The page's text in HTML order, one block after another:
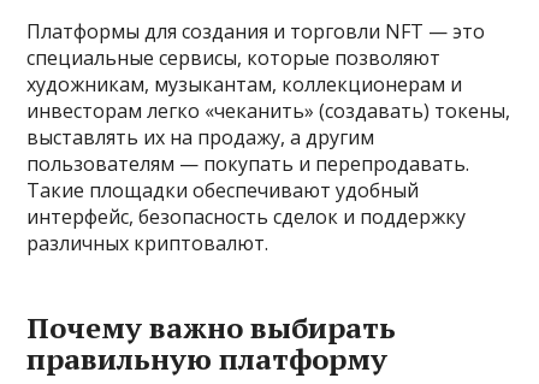
Платформы для создания и торговли NFT — это
специальные сервисы, которые позволяют
художникам, музыкантам, коллекционерам и
инвесторам легко «чеканить» (создавать) токены,
выставлять их на продажу, а другим
пользователям — покупать и перепродавать.
Такие площадки обеспечивают удобный
интерфейс, безопасность сделок и поддержку
различных криптовалют.
Почему важно выбирать
правильную платформу